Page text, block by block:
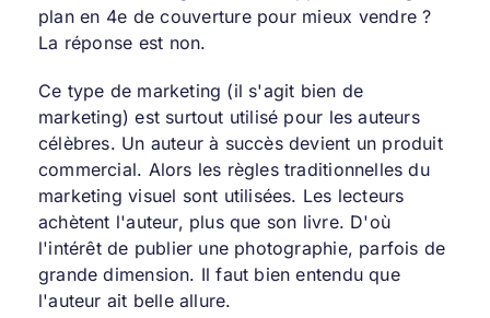
plan en 4e de couverture pour mieux vendre ?
La réponse est non.
Ce type de marketing (il s'agit bien de
marketing) est surtout utilisé pour les auteurs
célèbres. Un auteur à succès devient un produit
commercial. Alors les règles traditionnelles du
marketing visuel sont utilisées. Les lecteurs
achètent l'auteur, plus que son livre. D'où
l'intérêt de publier une photographie, parfois de
grande dimension. Il faut bien entendu que
l'auteur ait belle allure.